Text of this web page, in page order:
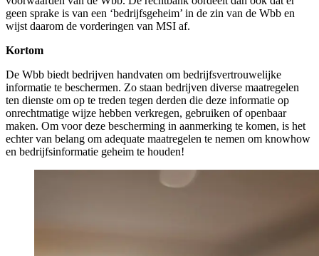
geen sprake is van een ‘bedrijfsgeheim’ in de zin van de Wbb en
wijst daarom de vorderingen van MSI af.
Kortom
De Wbb biedt bedrijven handvaten om bedrijfsvertrouwelijke
informatie te beschermen. Zo staan bedrijven diverse maatregelen
ten dienste om op te treden tegen derden die deze informatie op
onrechtmatige wijze hebben verkregen, gebruiken of openbaar
maken. Om voor deze bescherming in aanmerking te komen, is het
echter van belang om adequate maatregelen te nemen om knowhow
en bedrijfsinformatie geheim te houden!